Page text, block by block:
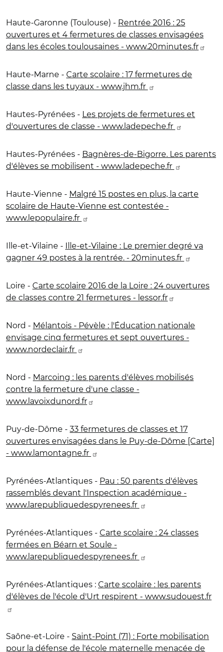
Haute-Garonne (Toulouse) - Rentrée 2016 : 25
ouvertures et 4 fermetures de classes envisagées
dans les écoles toulousaines - www.20minutes.fr
Haute-Marne - Carte scolaire : 17 fermetures de
classe dans les tuyaux - www.jhm.fr
Hautes-Pyrénées - Les projets de fermetures et
d'ouvertures de classe - www.ladepeche.fr
Hautes-Pyrénées - Bagnères-de-Bigorre. Les parents
d'élèves se mobilisent - www.ladepeche.fr
Haute-Vienne - Malgré 15 postes en plus, la carte
scolaire de Haute-Vienne est contestée -
www.lepopulaire.fr
Ille-et-Vilaine - Ille-et-Vilaine : Le premier degré va
gagner 49 postes à la rentrée. - 20minutes.fr
Loire - Carte scolaire 2016 de la Loire : 24 ouvertures
de classes contre 21 fermetures - lessor.fr
Nord - Mélantois - Pévèle : l'Éducation nationale
envisage cinq fermetures et sept ouvertures -
www.nordeclair.fr
Nord - Marcoing : les parents d'élèves mobilisés
contre la fermeture d'une classe -
www.lavoixdunord.fr
Puy-de-Dôme - 33 fermetures de classes et 17
ouvertures envisagées dans le Puy-de-Dôme [Carte]
- www.lamontagne.fr
Pyrénées-Atlantiques - Pau : 50 parents d'élèves
rassemblés devant l'Inspection académique -
www.larepubliquedespyrenees.fr
Pyrénées-Atlantiques - Carte scolaire : 24 classes
fermées en Béarn et Soule -
www.larepubliquedespyrenees.fr
Pyrénées-Atlantiques : Carte scolaire : les parents
d'élèves de l'école d'Urt respirent - www.sudouest.fr
Saône-et-Loire - Saint-Point (71) : Forte mobilisation
pour la défense de l'école maternelle menacée de